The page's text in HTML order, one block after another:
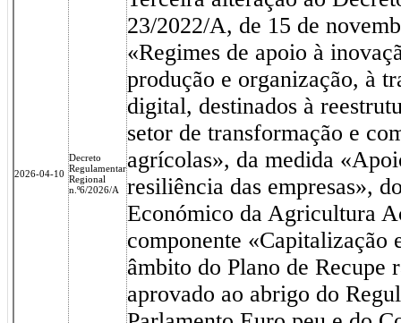
2026-04-10
Decreto
Regulamentar
Regional
n.º6/2026/A
23/2022/A, de 15 de
«Regimes de apoio à
produção e organização, à
digital, destinados à
setor de transformação e
agrícolas», da medida
resiliência das empresas»,
Económico da Agricultura
componente «Capitalização
âmbito do Plano de Recupe
aprovado ao abrigo do